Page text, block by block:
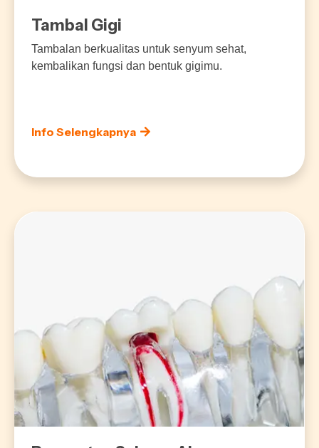
Tambal Gigi
Tambalan berkualitas untuk senyum sehat,
kembalikan fungsi dan bentuk gigimu.
Info Selengkapnya